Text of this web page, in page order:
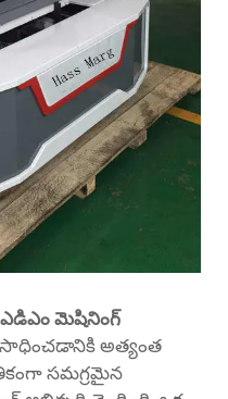
ఎడిఎం మెషినింగ్
అత్యంత
సమగ్రమైన